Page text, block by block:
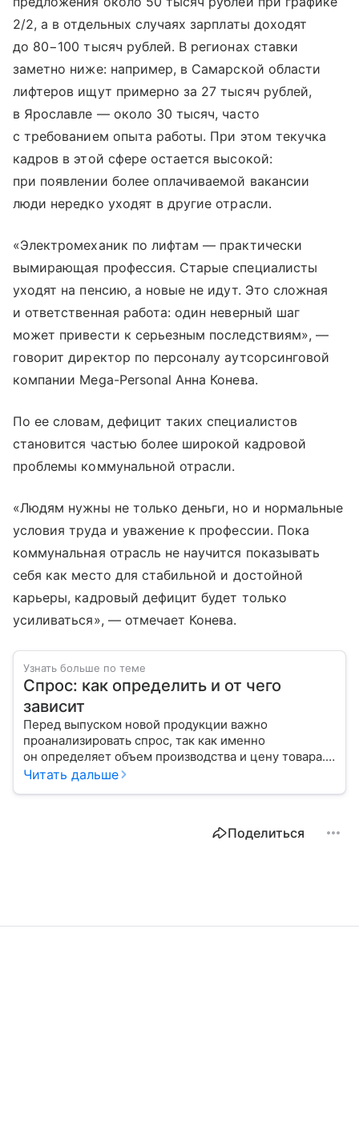
2/2, а в отдельных случаях зарплаты доходят
до 80−100 тысяч рублей. В регионах ставки
заметно ниже: например, в Самарской области
лифтеров ищут примерно за 27 тысяч рублей,
в Ярославле — около 30 тысяч, часто
с требованием опыта работы. При этом текучка
кадров в этой сфере остается высокой:
при появлении более оплачиваемой вакансии
люди нередко уходят в другие отрасли.
«Электромеханик по лифтам — практически
вымирающая профессия. Старые специалисты
уходят на пенсию, а новые не идут. Это сложная
и ответственная работа: один неверный шаг
может привести к серьезным последствиям», —
говорит директор по персоналу аутсорсинговой
компании Mega-Personal Анна Конева.
По ее словам, дефицит таких специалистов
становится частью более широкой кадровой
проблемы коммунальной отрасли.
«Людям нужны не только деньги, но и нормальные
условия труда и уважение к профессии. Пока
коммунальная отрасль не научится показывать
себя как место для стабильной и достойной
карьеры, кадровый дефицит будет только
усиливаться», — отмечает Конева.
Узнать больше по теме
Спрос: как определить и от чего
зависит
Перед выпуском новой продукции важно
проанализировать спрос, так как именно
он определяет объем производства и цену товара.
С помощью эксперта расскажем, как рассчитать
Читать дальше
Поделиться